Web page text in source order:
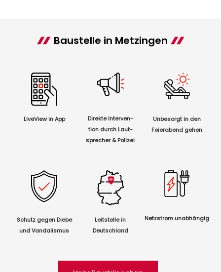
Baustelle in Metzingen
LiveView in App
Direkte Interven-
tion durch Laut-
sprecher & Polizei
Unbesorgt in den
Feierabend gehen
Schutz gegen Diebe
und Vandalismus
Leitstelle in
Deutschland
Netzstrom unabhängig